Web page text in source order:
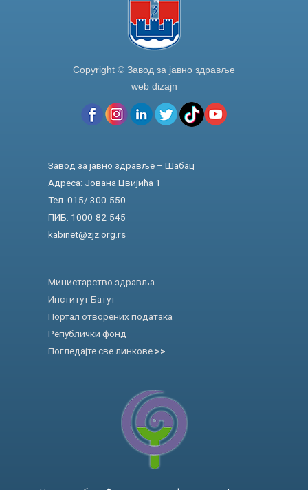
Copyright © Завод за јавно здравље
web dizajn
Завод за јавно здравље – Шабац
Адреса: Јована Цвијића 1
Тел. 015/ 300-550
ПИБ: 1000-82-545
kabinet@zjz.org.rs
Министарство здравља
Институт Батут
Портал отворених података
Републички фонд
Погледајте све линкове >>